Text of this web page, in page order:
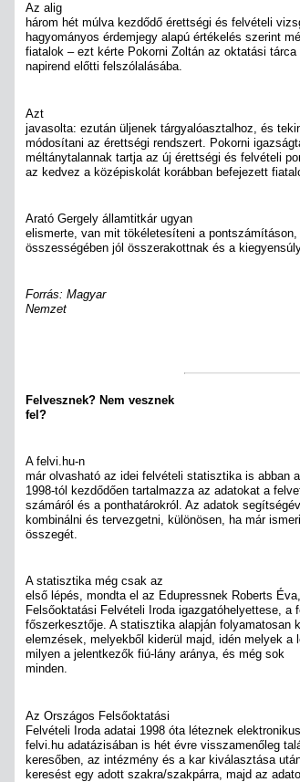
Az alig
három hét múlva kezdődő érettségi és felvételi
hagyományos érdemjegy alapú értékelés szerint
fiatalok – ezt kérte Pokorni Zoltán az oktatási tárca
napirend előtti felszólalásába.
Azt
javasolta: ezután üljenek tárgyalóasztalhoz, és
módosítani az érettségi rendszert. Pokorni
méltánytalannak tartja az új érettségi és felvételi
az kedvez a középiskolát korábban befejezett
Arató Gergely államtitkár ugyan
elismerte, van mit tökéletesíteni a
összességében jól összerakottnak és a
Forrás: Magyar
Nemzet
Felvesznek? Nem vesznek
fel?
A felvi.hu-n
már olvasható az idei felvételi statisztika is abban
1998-tól kezdődően tartalmazza az adatokat a
számáról és a ponthatárokról. Az adatok
kombinálni és tervezgetni, különösen, ha már
összegét.
A statisztika még csak az
első lépés, mondta el az Edupressnek Roberts
Felsőoktatási Felvételi Iroda igazgatóhelyettese, a
főszerkesztője. A statisztika alapján folyamatosan
elemzések, melyekből kiderül majd, idén melyek a
milyen a jelentkezők fiú-lány aránya, és még sok
minden.
Az Országos Felsőoktatási
Felvételi Iroda adatai 1998 óta léteznek
felvi.hu adatázisában is hét évre visszamenőleg
keresőben, az intézmény és a kar kiválasztása
keresést egy adott szakra/szakpárra, majd az